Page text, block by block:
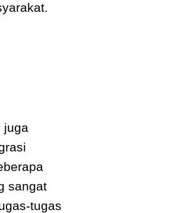
juga
sangat
tugas